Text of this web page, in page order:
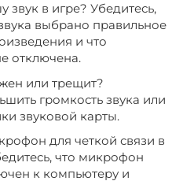
звук в игре? Убедитесь,
выбрано правильное
и что
отключена.
или трещит?
громкость звука или
звуковой карты.
для четкой связи в
что микрофон
к компьютеру и